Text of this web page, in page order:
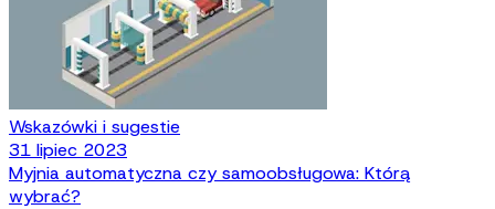
Wskazówki i sugestie
31 lipiec 2023
Myjnia automatyczna czy samoobsługowa: Którą
wybrać?